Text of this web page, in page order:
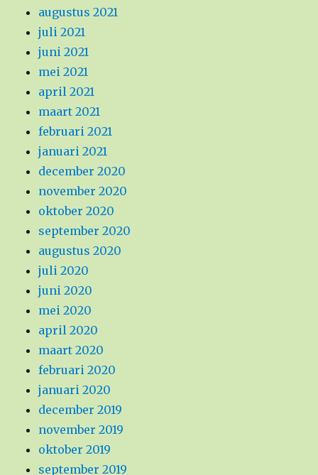
augustus 2021
juli 2021
juni 2021
mei 2021
april 2021
maart 2021
februari 2021
januari 2021
december 2020
november 2020
oktober 2020
september 2020
augustus 2020
juli 2020
juni 2020
mei 2020
april 2020
maart 2020
februari 2020
januari 2020
december 2019
november 2019
oktober 2019
september 2019